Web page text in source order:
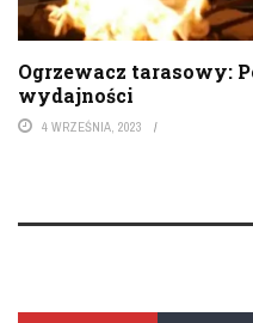
Ogrzewacz tarasowy:
wydajności
4 WRZEŚNIA, 2023